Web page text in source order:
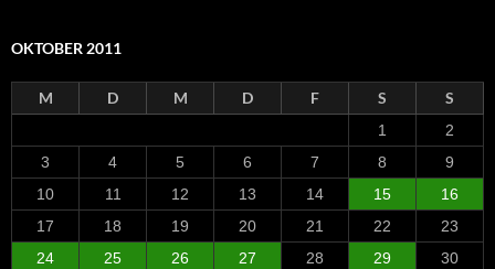
OKTOBER 2011
M D M D F S S
1
2
3
4 5 6 7 8
9
10
11 12 13 14 15
16
17
18 19 20 21 22
23
24
25 26 27 28 29
30